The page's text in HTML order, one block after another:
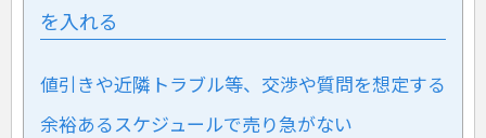
を入れる
値引きや近隣トラブル等、交渉や質問を想定する
余裕あるスケジュールで売り急がない